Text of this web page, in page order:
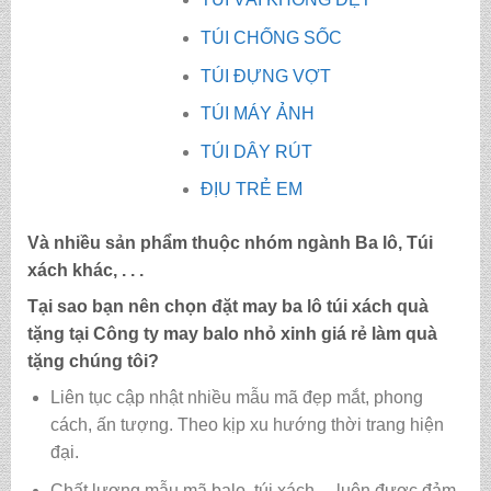
TÚI CHỐNG SỐC
TÚI ĐỰNG VỢT
TÚI MÁY ẢNH
TÚI DÂY RÚT
ĐỊU TRẺ EM
Và nhiều sản phẩm thuộc nhóm ngành Ba lô, Túi
xách khác, . . .
Tại sao bạn nên chọn đặt may ba lô túi xách quà
tặng tại Công ty maybalo nhỏ xinh giá rẻ làm quà
tặng chúng tôi?
Liên tục cập nhật nhiều mẫu mã đẹp mắt, phong
cách, ấn tượng. Theo kịp xu hướng thời trang hiện
đại.